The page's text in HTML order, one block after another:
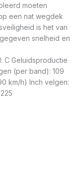
moeten
een nat wegdek
is het van
snelheid en
C Geluidsproductie
(per band): 109
km/h) Inch velgen: